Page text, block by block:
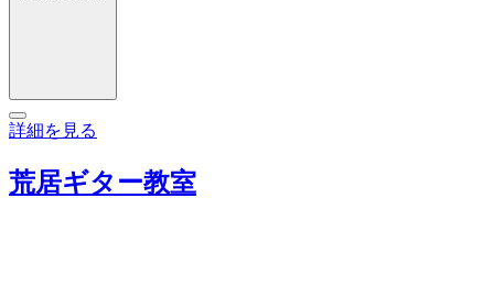
詳細を見る
荒居ギター教室